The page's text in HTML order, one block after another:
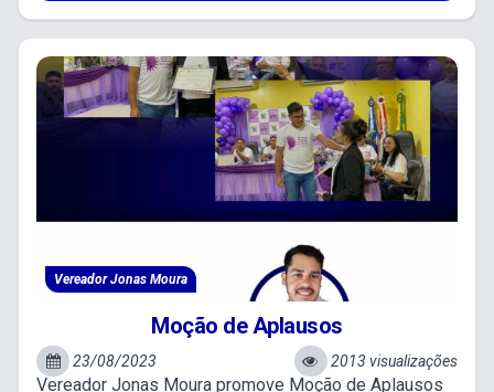
Vereador Jonas Moura
Moção de Aplausos
23/08/2023 2013 visualizações
Vereador Jonas Moura promove Moção de Aplausos